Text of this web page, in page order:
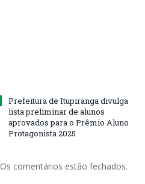
Prefeitura de Itupiranga divulga
lista preliminar de alunos
aprovados para o Prêmio Aluno
Protagonista 2025
Os comentários estão fechados.